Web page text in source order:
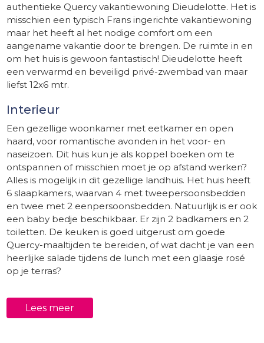
authentieke Quercy vakantiewoning Dieudelotte. Het is
misschien een typisch Frans ingerichte vakantiewoning
maar het heeft al het nodige comfort om een ​​
aangename vakantie door te brengen. De ruimte in en
om het huis is gewoon fantastisch! Dieudelotte heeft
een verwarmd en beveiligd privé-zwembad van maar
liefst 12x6 mtr.
Interieur
Een gezellige woonkamer met eetkamer en open
haard, voor romantische avonden in het voor- en
naseizoen. Dit huis kun je als koppel boeken om te
ontspannen of misschien moet je op afstand werken?
Alles is mogelijk in dit gezellige landhuis. Het huis heeft
6 slaapkamers, waarvan 4 met tweepersoonsbedden
en twee met 2 eenpersoonsbedden. Natuurlijk is er ook
een baby bedje beschikbaar. Er zijn 2 badkamers en 2
toiletten. De keuken is goed uitgerust om goede
Quercy-maaltijden te bereiden, of wat dacht je van een
heerlijke salade tijdens de lunch met een glaasje rosé
op je terras?
Buiten
Dieudelotte heeft een grote tuin waar uw kinderen
Lees meer